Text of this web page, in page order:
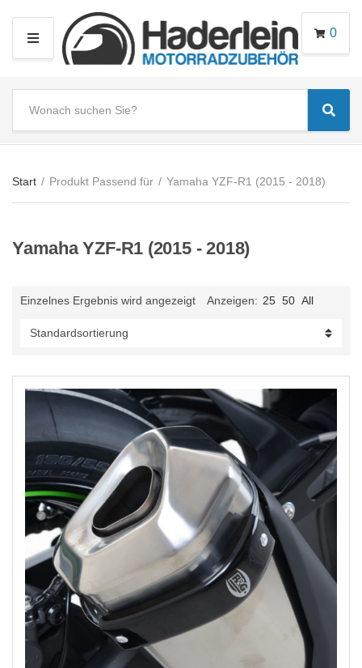
M
U
e
y
c
x
0
Start / Produkt Passend für / Yamaha YZF-R1 (2015 - 2018)
Yamaha YZF-R1 (2015 - 2018)
Einzelnes Ergebnis wird angezeigt Anzeigen: 25 50 All